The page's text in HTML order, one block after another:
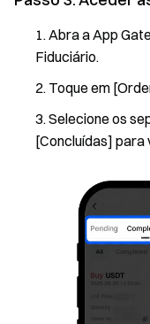
Abra a App
Fiduciário.
Toque em
Selecione os
[Concluídas] para